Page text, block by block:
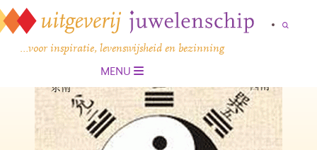
…voor inspiratie, levenswijsheid en bezinning
MENU